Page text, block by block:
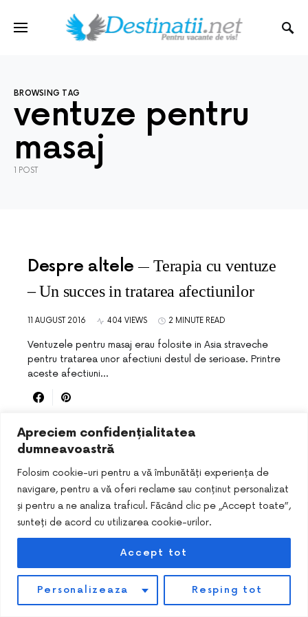
Apreciem confidențialitatea
dumneavoastră
Folosim cookie-uri pentru a vă îmbunătăți experiența de
navigare, pentru a vă oferi reclame sau conținut personalizat
și pentru a ne analiza traficul. Făcând clic pe „Accept toate”,
sunteți de acord cu utilizarea cookie-urilor.
Personalizeaza Resping tot
Accept tot
BROWSING TAG
ventuze pentru
masaj
1 POST
Despre altele
Terapia cu ventuze
– Un succes in tratarea afectiunilor
11 AUGUST 2016 404 VIEWS 2 MINUTE READ
Ventuzele pentru masaj erau folosite in Asia straveche
pentru tratarea unor afectiuni destul de serioase. Printre
aceste afectiuni…
DESIGNED & DEVELOPED BYSMART SEO PACK